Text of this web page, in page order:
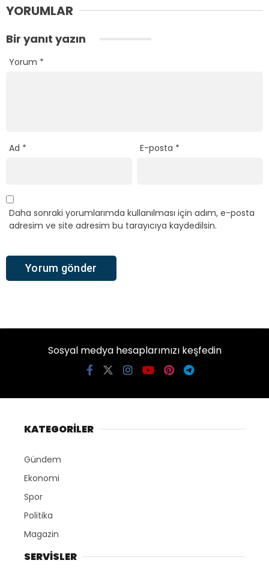
YORUMLAR
Bir yanıt yazın
Yorum *
Ad * E-posta *
Daha sonraki yorumlarımda kullanılması için adım, e-posta
adresim ve site adresim bu tarayıcıya kaydedilsin.
Sosyal medya hesaplarımızı keşfedin
KATEGORİLER
Gündem
Ekonomi
Spor
Politika
Magazin
SERVİSLER